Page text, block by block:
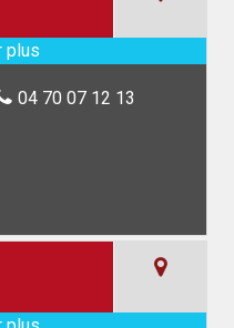
04 70 07 12 13